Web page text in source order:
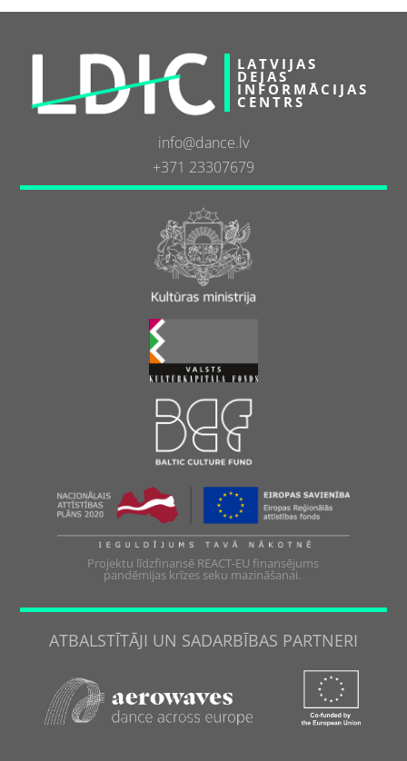
LATVIJAS
DEJAS
INFORMĀCIJAS
CENTRS
info@dance.lv
+371 23307679
Projektu līdzfinansē REACT-EU finansējums
pandēmijas krīzes seku mazināšanai.
ATBALSTĪTĀJI UN SADARBĪBAS PARTNERI